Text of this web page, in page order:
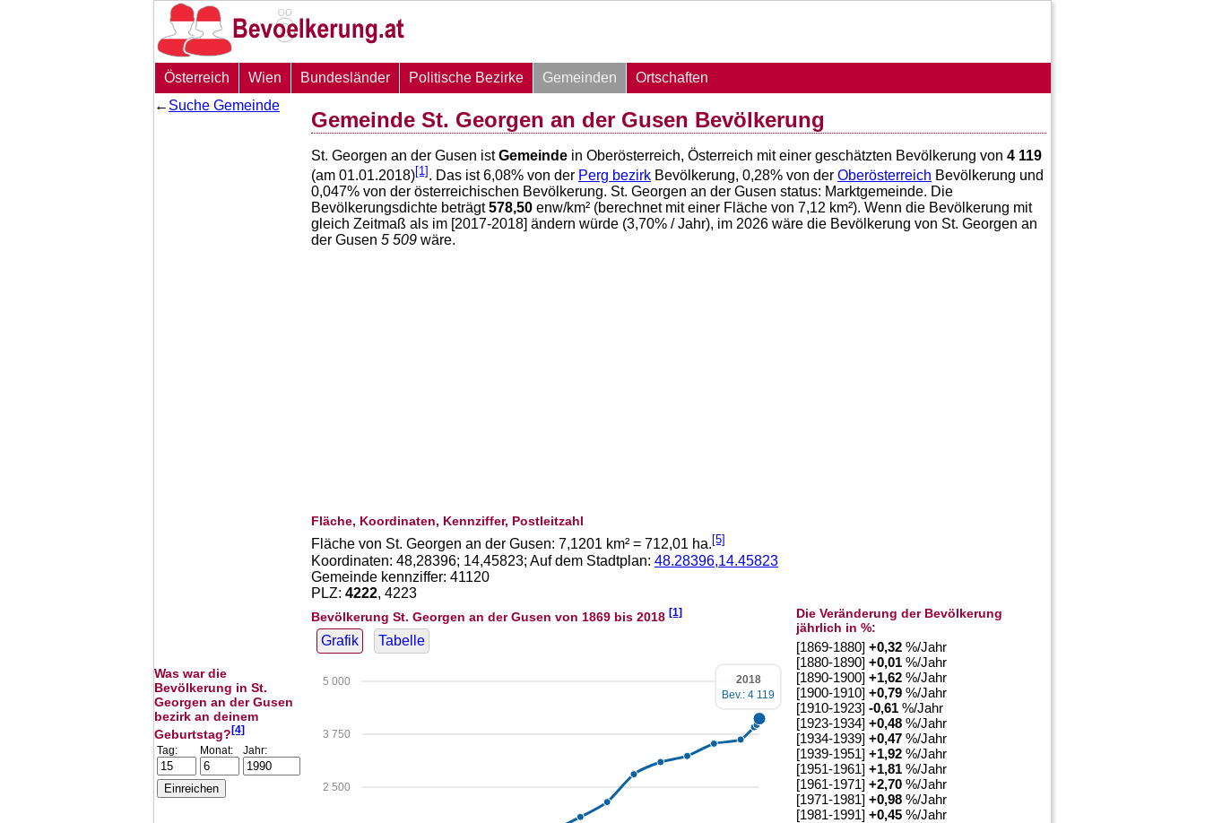
Österreich Wien Bundesländer Politische Bezirke Gemeinden
Ortschaften
← Suche Gemeinde
Was war die
Bevölkerung in St.
Georgen an der Gusen
bezirk an deinem
Geburtstag?[4]
Tag: Monat: Jahr:
Gemeinde St. Georgen an der Gusen Bevölkerung
St. Georgen an der Gusen istGemeinde in Oberösterreich, Österreich mit einer geschätzten Bevölkerung von 4 119
(am 01.01.2018)[1] . Das ist6,08% von der Perg bezirk Bevölkerung, 0,28% von der Oberösterreich Bevölkerung und
0,047% von der österreichischen Bevölkerung. St. Georgen an der Gusen status: Marktgemeinde. Die
Bevölkerungsdichte beträgt578,50 enw/km² (berechnet mit einer Fläche von 7,12 km²). Wenn die Bevölkerung mit
gleich Zeitmaß als im [2017-2018] ändern würde (3,70% / Jahr), im 2026 wäre die Bevölkerung von St. Georgen an
der Gusen 5 509 wäre.
Fläche, Koordinaten, Kennziffer, Postleitzahl
Fläche von St. Georgen an der Gusen: 7,1201 km² = 712,01 ha. [5]
Koordinaten: 48,28396; 14,45823; Auf dem Stadtplan: 48.28396,14.45823
Gemeinde kennziffer: 41120
PLZ: 4222, 4223
Bevölkerung St. Georgen an der Gusen von 1869 bis 2018 [1]
Grafik Tabelle
2 500
3 750
5 000
2018
Bev.: 4 119
Die Veränderung der Bevölkerung
jährlich in %:
[1869-1880]+0,32 %/Jahr
[1880-1890]+0,01 %/Jahr
[1890-1900]+1,62 %/Jahr
[1900-1910]+0,79 %/Jahr
[1910-1923]-0,61 %/Jahr
[1923-1934]+0,48 %/Jahr
[1934-1939]+0,47 %/Jahr
[1939-1951]+1,92 %/Jahr
[1951-1961]+1,81 %/Jahr
[1961-1971]+2,70 %/Jahr
[1971-1981]+0,98 %/Jahr
[1981-1991]+0,45 %/Jahr